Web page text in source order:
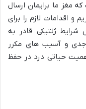
مغز ما برایمان ارسال
اقدامات لازم را برای
ژنتیکی قادر به
و آسیب های مکرر
حیاتی درد در حفظ